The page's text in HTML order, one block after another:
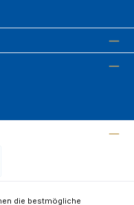
die bestmögliche